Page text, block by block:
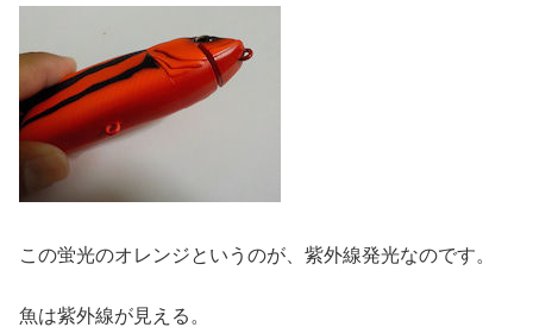
この蛍光のオレンジというのが、紫外線発光なのです。
魚は紫外線が見える。